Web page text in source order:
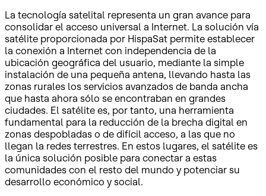
La tecnología satelital representa un gran avance para
consolidar el acceso universal a Internet. La solución vía
satélite proporcionada por HispaSat permite establecer
la conexión a Internet con independencia de la
ubicación geográfica del usuario, mediante la simple
instalación de una pequeña antena, llevando hasta las
zonas rurales los servicios avanzados de banda ancha
que hasta ahora sólo se encontraban en grandes
ciudades. El satélite es, por tanto, una herramienta
fundamental para la reducción de la brecha digital en
zonas despobladas o de difícil acceso, a las que no
llegan la redes terrestres. En estos lugares, el satélite es
la única solución posible para conectar a estas
comunidades con el resto del mundo y potenciar su
desarrollo económico y social.